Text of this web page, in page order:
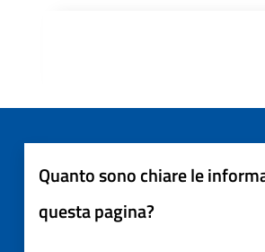
Quanto sono chiare le
questa pagina?